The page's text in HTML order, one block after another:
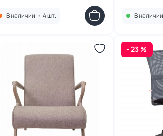
В наличии • 4 шт. В наличии
- 23 %